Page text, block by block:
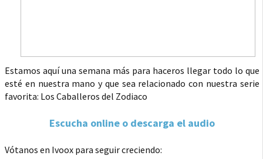
Estamos aquí una semana más para haceros llegar todo lo que
esté en nuestra mano y que sea relacionado con nuestra serie
favorita: Los Caballeros del Zodiaco
Escucha online o descarga el audio
Vótanos en Ivoox para seguir creciendo: